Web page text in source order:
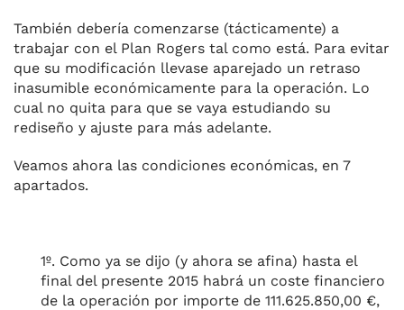
También debería comenzarse (tácticamente) a
trabajar con el Plan Rogers tal como está. Para evitar
que su modificación llevase aparejado un retraso
inasumible económicamente para la operación. Lo
cual no quita para que se vaya estudiando su
rediseño y ajuste para más adelante.
Veamos ahora las condiciones económicas, en 7
apartados.
1º. Como ya se dijo (y ahora se afina) hasta el
final del presente 2015 habrá un coste financiero
de la operación por importe de 111.625.850,00 €,